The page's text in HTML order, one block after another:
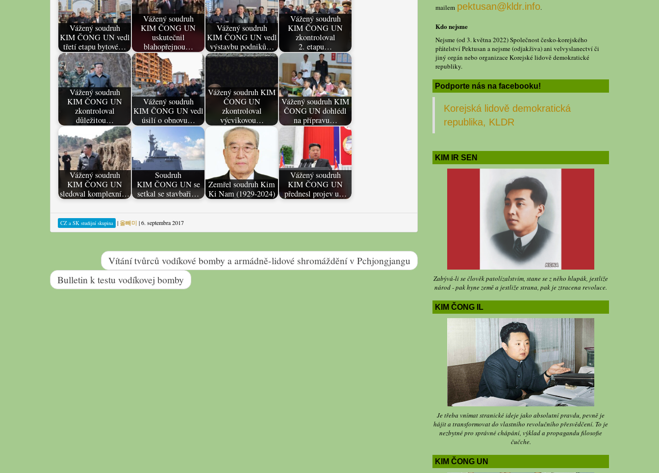
Vážený soudruh
KIM ČONG UN vedl
třetí etapu bytové…
Vážený soudruh
KIM ČONG UN
uskutečnil
blahopřejnou…
Vážený soudruh
KIM ČONG UN vedl
výstavbu podniků…
Vážený soudruh
KIM ČONG UN
zkontroloval
2. etapu…
Vážený soudruh
KIM ČONG UN
zkontroloval
důležitou…
Vážený soudruh
KIM ČONG UN vedl
úsilí o obnovu…
Vážený soudruh KIM
ČONG UN
zkontroloval
výcvikovou…
Vážený soudruh KIM
ČONG UN dohlédl
na přípravu…
Vážený soudruh
KIM ČONG UN
sledoval komplexní…
Soudruh
KIM ČONG UN se
setkal se stavbaři…
Zemřel soudruh Kim
Ki Nam (1929-2024)
Vážený soudruh
KIM ČONG UN
přednesl projev u…
CZ a SK studijní skupina | 올빼미 |6. septembra 2017
Vítání tvůrců vodíkové bomby a armádně-lidové shromáždění v Pchjongjangu
Bulletin k testu vodíkovej bomby
mailem pektusan@kldr.info.
Kdo nejsme
Nejsme (od 3. května 2022) Společnost česko-korejského
přátelství Pektusan a nejsme (odjakživa) ani velvyslanectví či
jiný orgán nebo organizace Korejské lidově demokratické
republiky.
Podporte nás na facebooku!
Korejská lidově demokratická
republika, KLDR
KIM IR SEN
Zabývá-li se člověk patolízalstvím, stane se z něho hlupák, jestliže
národ - pak hyne země a jestliže strana, pak je ztracena revoluce.
KIM ČONG IL
Je třeba vnímat stranické ideje jako absolutní pravdu, pevně je
hájit a transformovat do vlastního revolučního přesvědčení. To je
nezbytné pro správné chápání, výklad a propagandu filosofie
čučche.
KIM ČONG UN